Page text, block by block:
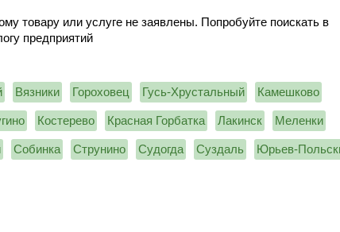
товару или услуге не заявлены. Попробуйте поискать в
предприятий
Вязники Гороховец Гусь-Хрустальный Камешково
Костерево Красная Горбатка Лакинск Меленки
Собинка Струнино Судогда Суздаль Юрьев-